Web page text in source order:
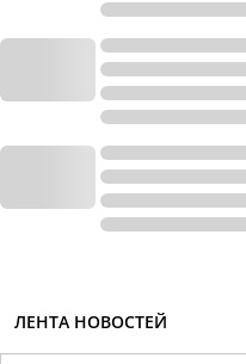
ЛЕНТА НОВОСТЕЙ